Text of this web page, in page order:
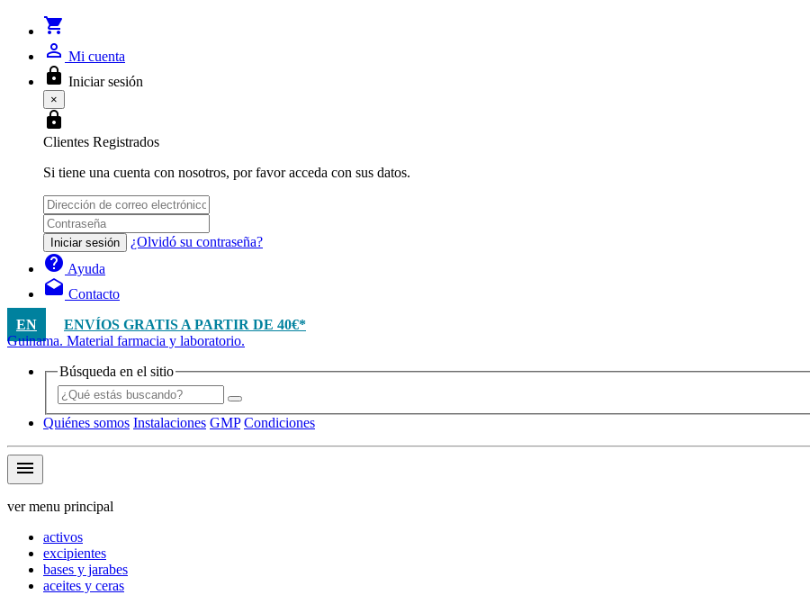
shopping_cart
person_outline Mi cuenta
lock Iniciar sesión
×
lock
Clientes Registrados
Si tiene una cuenta con nosotros, por favor acceda con sus datos.
Iniciar sesión ¿Olvidó su contraseña?
help Ayuda
drafts Contacto
EN
ENVÍOS GRATIS A PARTIR DE 40€*
Guinama. Material farmacia y laboratorio.
Búsqueda en el sitio
Quiénes somos Instalaciones GMP Condiciones
menu
ver menu principal
activos
excipientes
bases y jarabes
aceites y ceras